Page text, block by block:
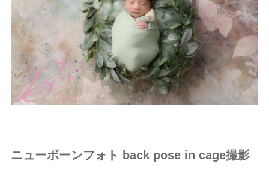
ニューボーンフォト back pose in cage撮影